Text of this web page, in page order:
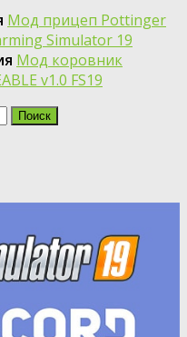
Мод прицеп Pottinger
Simulator 19
Мод коровник
v1.0 FS19